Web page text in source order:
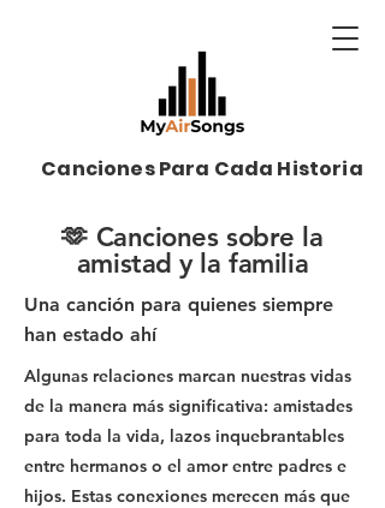
Canciones Para Cada Historia
🫶 Canciones sobre la
amistad y la familia
Una canción para quienes siempre
han estado ahí
Algunas relaciones marcan nuestras vidas
de la manera más significativa: amistades
para toda la vida, lazos inquebrantables
entre hermanos o el amor entre padres e
hijos. Estas conexiones merecen más que